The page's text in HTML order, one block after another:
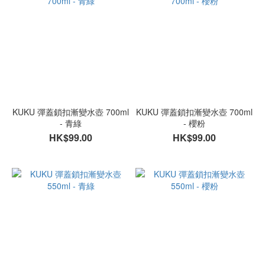
KUKU 彈蓋鎖扣漸變水壺 700ml
- 青綠
HK$99.00
KUKU 彈蓋鎖扣漸變水壺 700ml
- 櫻粉
HK$99.00